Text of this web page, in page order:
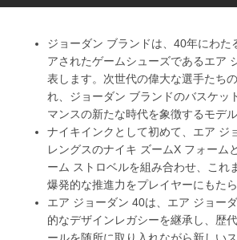
ジョーダン ブランドは、40年にわた
アされたゲームシューズであるエア
表します。次世代の偉大な選手たち
れ、ジョーダン ブランドのバスケッ
マンスの新たな時代を象徴するモデル
ナイキインクとして初めて、エア ジ
レングスのナイキ ズームX フォーム
ーム ストロベルを組み合わせ、これ
爆発的な推進力をプレイヤーにもたら
エア ジョーダン 40は、エア ジョー
的なデザインレガシーを継承し、歴